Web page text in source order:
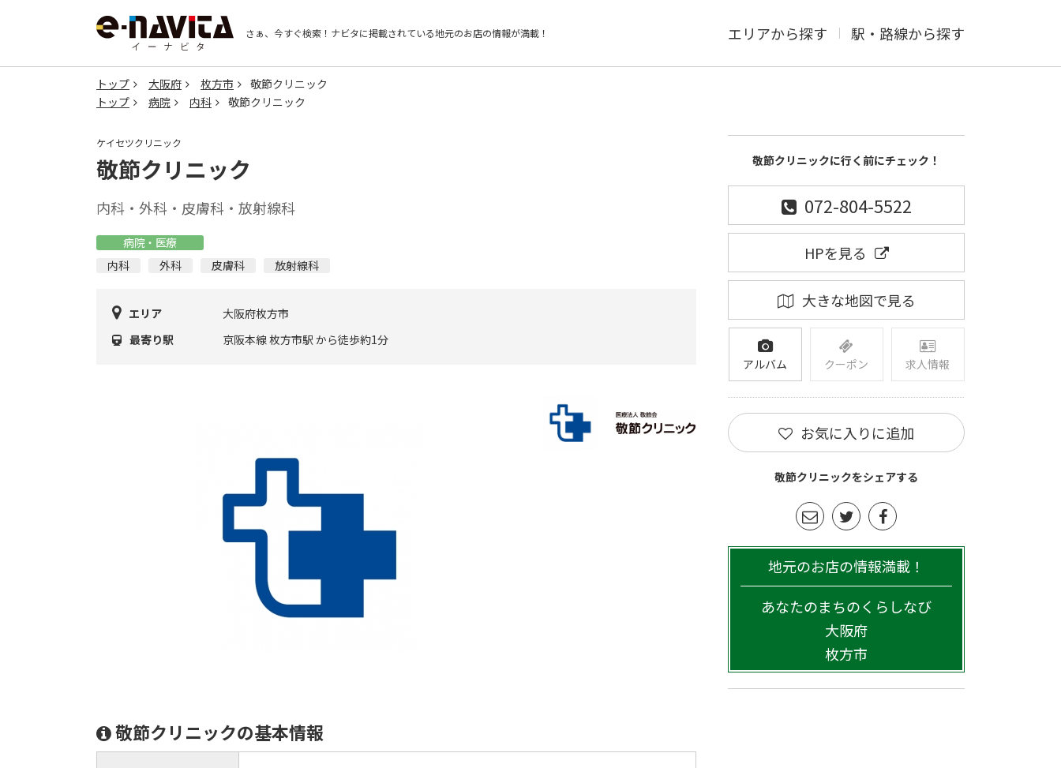
さぁ、今すぐ検索！ ナビタに掲載されている地元のお店の情報が満載！ エリアから探す 駅・路線から探す
トップ 大阪府 枚方市
敬節クリニック
トップ
病院 内科 敬節クリニック
ケイセツクリニック
敬節クリニック
内科・外科・皮膚科・放射線科
病院・医療
内科
外科 皮膚科 放射線科
エリア
大阪府枚方市
最寄り駅
京阪本線 枚方市駅 から徒歩約1分
敬節クリニックの基本情報
敬節クリニックに行く前にチェック！
072-804-5522
HPを見る
大きな地図で見る
アルバム クーポン 求人情報
お気に入りに追加
敬節クリニックをシェアする
地元のお店の情報満載！
あなたのまちのくらしなび
大阪府
枚方市